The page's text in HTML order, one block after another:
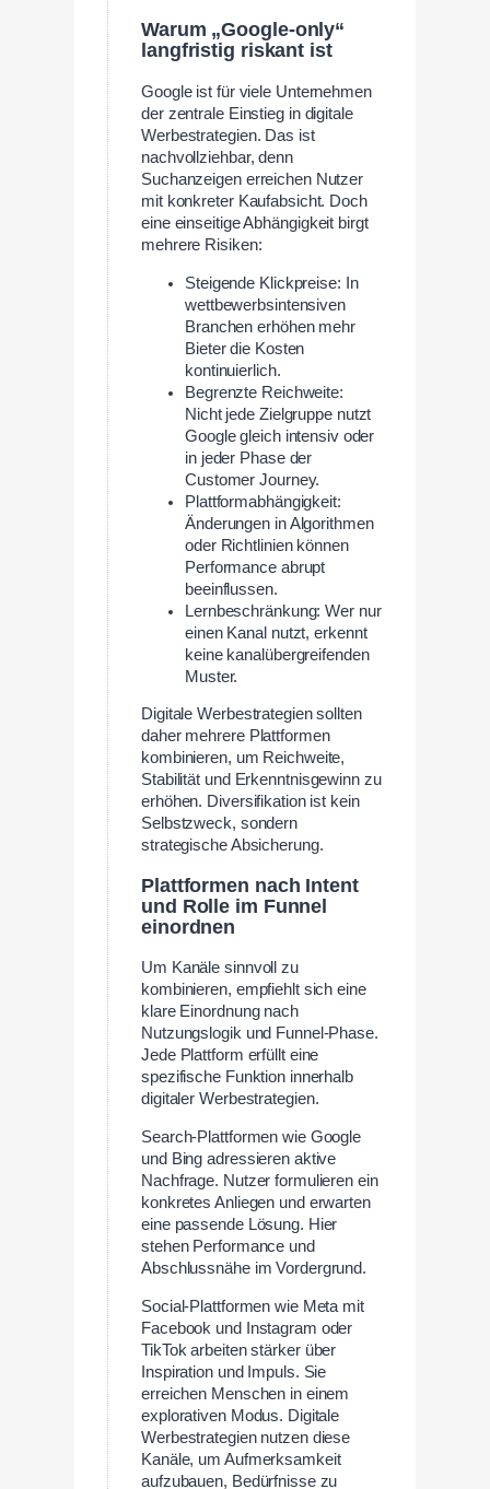
Warum „Google-only“
langfristig riskant ist
Google ist für viele Unternehmen
der zentrale Einstieg in digitale
Werbestrategien. Das ist
nachvollziehbar, denn
Suchanzeigen erreichen Nutzer
mit konkreter Kaufabsicht. Doch
eine einseitige Abhängigkeit birgt
mehrere Risiken:
Steigende Klickpreise: In
wettbewerbsintensiven
Branchen erhöhen mehr
Bieter die Kosten
kontinuierlich.
Begrenzte Reichweite:
Nicht jede Zielgruppe nutzt
Google gleich intensiv oder
in jeder Phase der
Customer Journey.
Plattformabhängigkeit:
Änderungen in Algorithmen
oder Richtlinien können
Performance abrupt
beeinflussen.
Lernbeschränkung: Wer nur
einen Kanal nutzt, erkennt
keine kanalübergreifenden
Muster.
Digitale Werbestrategien sollten
daher mehrere Plattformen
kombinieren, um Reichweite,
Stabilität und Erkenntnisgewinn zu
erhöhen. Diversifikation ist kein
Selbstzweck, sondern
strategische Absicherung.
Plattformen nach Intent
und Rolle im Funnel
einordnen
Um Kanäle sinnvoll zu
kombinieren, empfiehlt sich eine
klare Einordnung nach
Nutzungslogik und Funnel-Phase.
Jede Plattform erfüllt eine
spezifische Funktion innerhalb
digitaler Werbestrategien.
Search-Plattformen wie Google
und Bing adressieren aktive
Nachfrage. Nutzer formulieren ein
konkretes Anliegen und erwarten
eine passende Lösung. Hier
stehen Performance und
Abschlussnähe im Vordergrund.
Social-Plattformen wie Meta mit
Facebook und Instagram oder
TikTok arbeiten stärker über
Inspiration und Impuls. Sie
erreichen Menschen in einem
explorativen Modus. Digitale
Werbestrategien nutzen diese
Kanäle, um Aufmerksamkeit
aufzubauen, Bedürfnisse zu